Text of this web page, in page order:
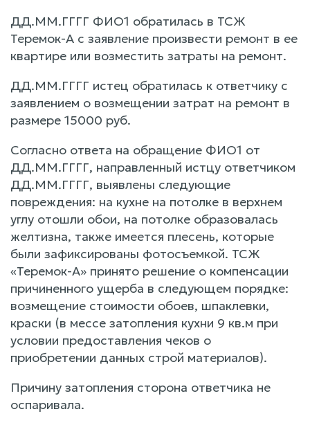
ДД.ММ.ГГГГ ФИО1 обратилась в ТСЖ
Теремок-А с заявление произвести ремонт в ее
квартире или возместить затраты на ремонт.
ДД.ММ.ГГГГ истец обратилась к ответчику с
заявлением о возмещении затрат на ремонт в
размере 15000 руб.
Согласно ответа на обращение ФИО1 от
ДД.ММ.ГГГГ, направленный истцу ответчиком
ДД.ММ.ГГГГ, выявлены следующие
повреждения: на кухне на потолке в верхнем
углу отошли обои, на потолке образовалась
желтизна, также имеется плесень, которые
были зафиксированы фотосъемкой. ТСЖ
«Теремок-А» принято решение о компенсации
причиненного ущерба в следующем порядке:
возмещение стоимости обоев, шпаклевки,
краски (в мессе затопления кухни 9 кв.м при
условии предоставления чеков о
приобретении данных строй материалов).
Причину затопления сторона ответчика не
оспаривала.